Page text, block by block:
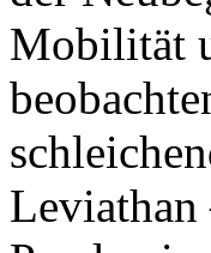
Mobilität